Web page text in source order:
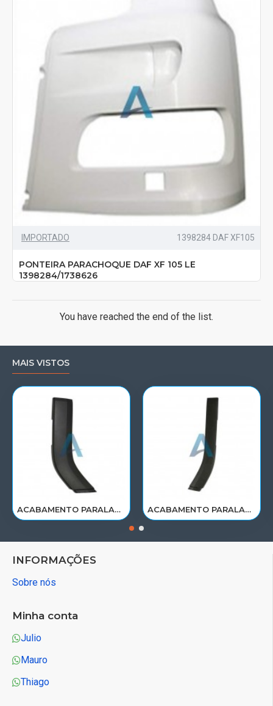
IMPORTADO 1398284 DAF XF105
PONTEIRA PARACHOQUE DAF XF 105 LE
1398284/1738626
You have reached the end of the list.
MAIS VISTOS
ACABAMENTO PARALAMA CABINE SCANIA NTG P/G/R/S LE PARTE TRAS 2297995 ACABAMENTO PARALAMA CABINE SCANIA NTG P/G/R/S LD PARTE TRAS 2297996
INFORMAÇÕES
Sobre nós
Minha conta
Julio
Mauro
Thiago